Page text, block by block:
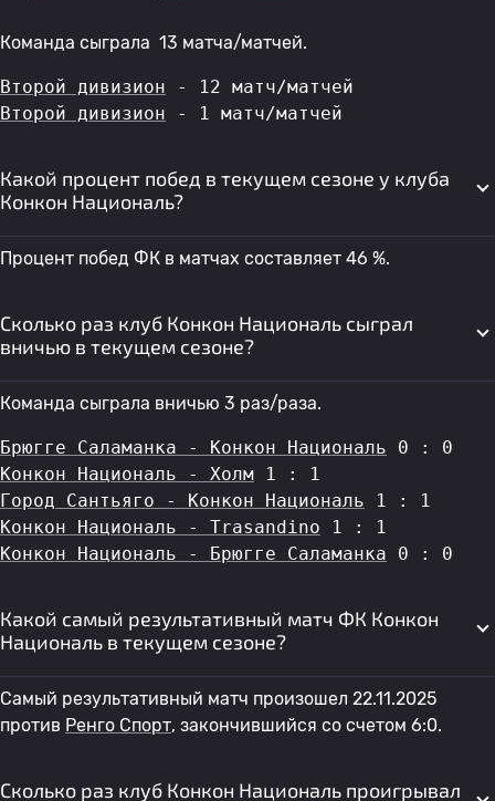
Команда сыграла 13 матча/матчей.
Второй дивизион - 12 матч/матчей
Второй дивизион - 1 матч/матчей
Какой процент побед в текущем сезоне у клуба
Конкон Националь?
Процент побед ФК в матчах составляет 46 %.
Сколько раз клуб Конкон Националь сыграл
вничью в текущем сезоне?
Команда сыграла вничью 3 раз/раза.
Брюгге Саламанка - Конкон Националь 0 : 0
Конкон Националь - Холм 1 : 1
Город Сантьяго - Конкон Националь 1 : 1
Конкон Националь - Trasandino 1 : 1
Конкон Националь - Брюгге Саламанка 0 : 0
Какой самый результативный матч ФК Конкон
Националь в текущем сезоне?
Самый результативный матч произошел 22.11.2025
против Ренго Спорт, закончившийся со счетом 6:0.
Сколько раз клуб Конкон Националь проигрывал